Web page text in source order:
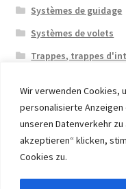
Wir verwenden Cookies,
personalisierte
unseren Datenverkehr zu
akzeptieren“ klicken,
Cookies zu.
Systèmes de guidage
Systèmes de volets
Trappes, trappes
© 2026 Eruon Trade